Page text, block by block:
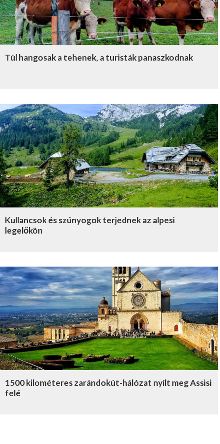
Túl hangosak a tehenek, a turisták panaszkodnak
Kullancsok és szúnyogok terjednek az alpesi
legelőkön
1500 kilométeres zarándokút-hálózat nyílt meg Assisi
felé